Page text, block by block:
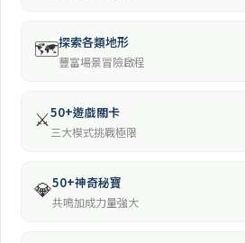
🗺️探索各類地形
豐富場景冒險啟程
⚔️50+遊戲關卡
三大模式挑戰極限
💎50+神奇秘寶
共鳴加成力量強大